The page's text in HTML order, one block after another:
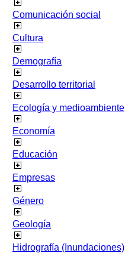
Comunicación social
Cultura
Demografía
Desarrollo territorial
Ecología y medioambiente
Economía
Educación
Empresas
Género
Geología
Hidrografía (Inundaciones)